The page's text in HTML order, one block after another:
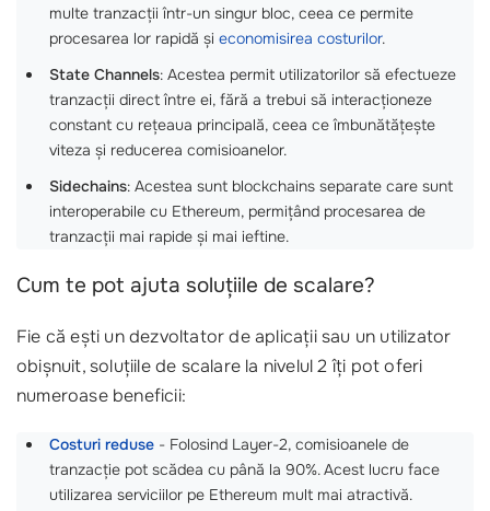
multe tranzacții într-un singur bloc, ceea ce permite
procesarea lor rapidă și economisirea costurilor.
State Channels: Acestea permit utilizatorilor să efectueze
tranzacții direct între ei, fără a trebui să interacționeze
constant cu rețeaua principală, ceea ce îmbunătățește
viteza și reducerea comisioanelor.
Sidechains: Acestea sunt blockchains separate care sunt
interoperabile cu Ethereum, permițând procesarea de
tranzacții mai rapide și mai ieftine.
Cum te pot ajuta soluțiile de scalare?
Fie că ești un dezvoltator de aplicații sau un utilizator
obișnuit, soluțiile de scalare la nivelul 2 îți pot oferi
numeroase beneficii:
Costuri reduse - Folosind Layer-2, comisioanele de
tranzacție pot scădea cu până la 90%. Acest lucru face
utilizarea serviciilor pe Ethereum mult mai atractivă.